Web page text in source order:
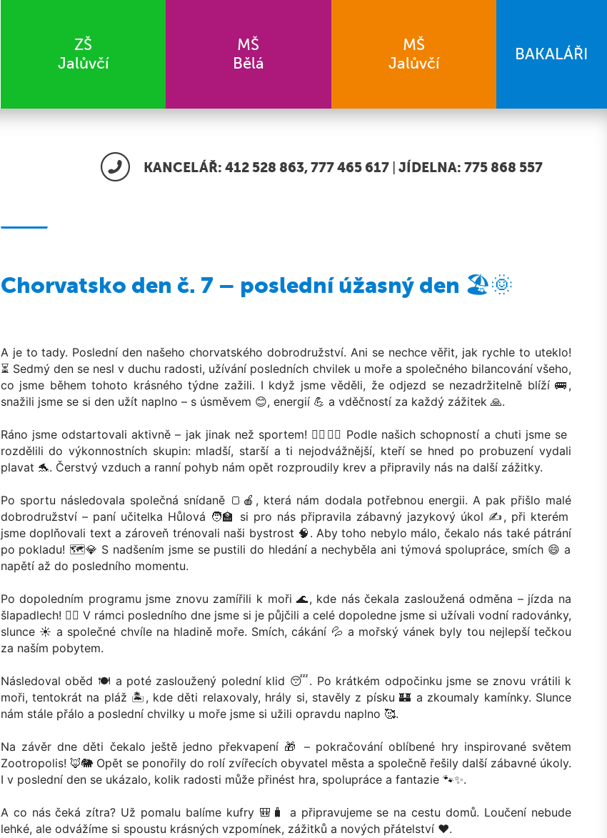
ZŠ
Jalůvčí
MŠ
Bělá
MŠ
Jalůvčí
BAKALÁŘI
KANCELÁŘ: 412 528 863, 777 465 617 JÍDELNA: 775 868 557
Chorvatsko den č. 7 – poslední úžasný den 🏖️🌞
A je to tady. Poslední den našeho chorvatského dobrodružství. Ani se nechce věřit, jak rychle to uteklo!
⏳ Sedmý den se nesl v duchu radosti, užívání posledních chvilek u moře a společného bilancování všeho,
co jsme během tohoto krásného týdne zažili. I když jsme věděli, že odjezd se nezadržitelně blíží 🚌,
snažili jsme se si den užít naplno – s úsměvem 😊, energií 💪 a vděčností za každý zážitek 🙏.
Ráno jsme odstartovali aktivně – jak jinak než sportem! 🏃‍♀️🏊‍♂️ Podle našich schopností a chuti jsme se
rozdělili do výkonnostních skupin: mladší, starší a ti nejodvážnější, kteří se hned po probuzení vydali
plavat 🐬. Čerstvý vzduch a ranní pohyb nám opět rozproudily krev a připravily nás na další zážitky.
Po sportu následovala společná snídaně 🍞🍎, která nám dodala potřebnou energii. A pak přišlo malé
dobrodružství – paní učitelka Hůlová 🧑‍🏫 si pro nás připravila zábavný jazykový úkol ✍️, při kterém
jsme doplňovali text a zároveň trénovali naši bystrost 🧠. Aby toho nebylo málo, čekalo nás také pátrání
po pokladu! 🗺️💎 S nadšením jsme se pustili do hledání a nechyběla ani týmová spolupráce, smích 😄 a
napětí až do posledního momentu.
Po dopoledním programu jsme znovu zamířili k moři 🌊, kde nás čekala zasloužená odměna – jízda na
šlapadlech! 🚣‍♀️ V rámci posledního dne jsme si je půjčili a celé dopoledne jsme si užívali vodní radovánky,
slunce ☀️ a společné chvíle na hladině moře. Smích, cákání 💦 a mořský vánek byly tou nejlepší tečkou
za naším pobytem.
Následoval oběd 🍽️ a poté zasloužený polední klid 😴. Po krátkém odpočinku jsme se znovu vrátili k
moři, tentokrát na pláž 🏝️, kde děti relaxovaly, hrály si, stavěly z písku 🏰 a zkoumaly kamínky. Slunce
nám stále přálo a poslední chvilky u moře jsme si užili opravdu naplno 🥰.
Na závěr dne děti čekalo ještě jedno překvapení 🎁 – pokračování oblíbené hry inspirované světem
Zootropolis! 🦊🐘 Opět se ponořily do rolí zvířecích obyvatel města a společně řešily další zábavné úkoly.
I v poslední den se ukázalo, kolik radosti může přinést hra, spolupráce a fantazie 🐾✨.
A co nás čeká zítra? Už pomalu balíme kufry 🎒🧳 a připravujeme se na cestu domů. Loučení nebude
lehké, ale odvážíme si spoustu krásných vzpomínek, zážitků a nových přátelství ❤️.